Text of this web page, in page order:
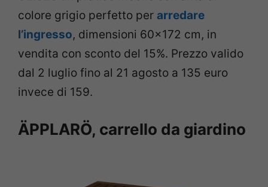
colore grigio perfetto per arredare
l’ingresso, dimensioni 60×172 cm, in
vendita con sconto del 15%. Prezzo valido
dal 2 luglio fino al 21 agosto a 135 euro
invece di 159.
ÄPPLARÖ, carrello da giardino